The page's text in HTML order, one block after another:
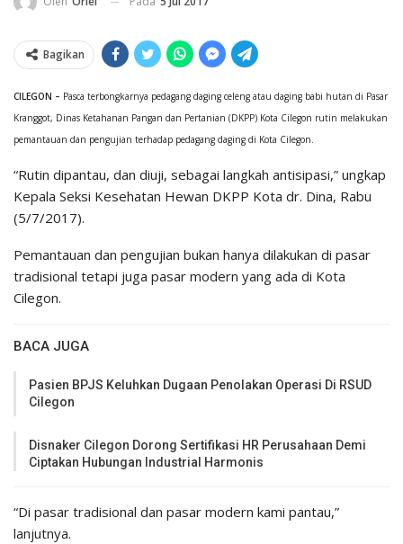
Bagikan
CILEGON – Pasca terbongkarnya pedagang daging celeng atau daging babi hutan di Pasar
Kranggot, Dinas Ketahanan Pangan dan Pertanian (DKPP) Kota Cilegon rutin melakukan
pemantauan dan pengujian terhadap pedagang daging di Kota Cilegon.
“Rutin dipantau, dan diuji, sebagai langkah antisipasi,” ungkap
Kepala Seksi Kesehatan Hewan DKPP Kota dr. Dina, Rabu
(5/7/2017).
Pemantauan dan pengujian bukan hanya dilakukan di pasar
tradisional tetapi juga pasar modern yang ada di Kota
Cilegon.
BACA JUGA
Pasien BPJS Keluhkan Dugaan Penolakan Operasi Di RSUD
Cilegon
Disnaker Cilegon Dorong Sertifikasi HR Perusahaan Demi
Ciptakan Hubungan Industrial Harmonis
“Di pasar tradisional dan pasar modern kami pantau,”
lanjutnya.